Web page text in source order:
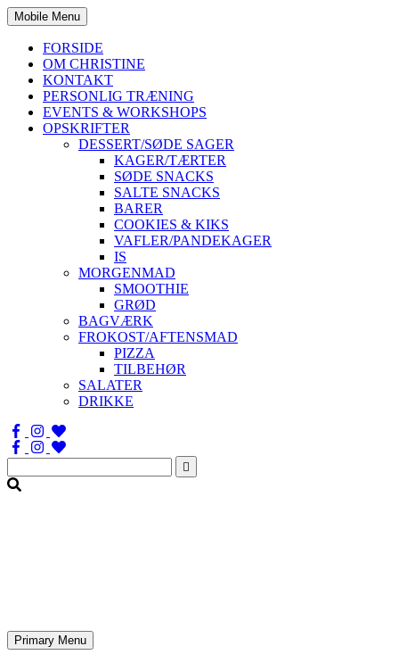
Mobile Menu
FORSIDE
OM CHRISTINE
KONTAKT
PERSONLIG TRÆNING
EVENTS & WORKSHOPS
OPSKRIFTER
DESSERT/SØDE SAGER
KAGER/TÆRTER
SØDE SNACKS
SALTE SNACKS
BARER
COOKIES & KIKS
VAFLER/PANDEKAGER
IS
MORGENMAD
SMOOTHIE
GRØD
BAGVÆRK
FROKOST/AFTENSMAD
PIZZA
TILBEHØR
SALATER
DRIKKE
Søg
efter:
Primary Menu